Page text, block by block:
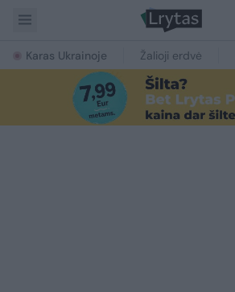
Karas Ukrainoje Žalioji erdvė